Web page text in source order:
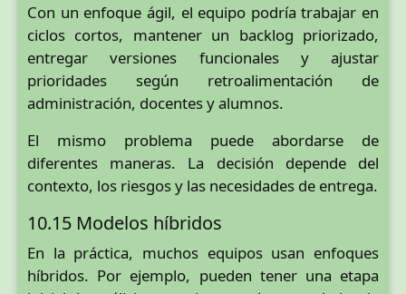
Con un enfoque ágil, el equipo podría trabajar en
ciclos cortos, mantener un backlog priorizado,
entregar versiones funcionales y ajustar
prioridades según retroalimentación de
administración, docentes y alumnos.
El mismo problema puede abordarse de
diferentes maneras. La decisión depende del
contexto, los riesgos y las necesidades de entrega.
10.15 Modelos híbridos
En la práctica, muchos equipos usan enfoques
híbridos. Por ejemplo, pueden tener una etapa